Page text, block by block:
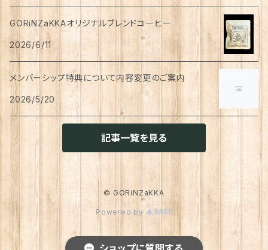
ハンドソープ
アロマ・お香
トラベルセット
カレンダー
クッション・クッションカバー
ファブリック・マルチカバー
ブランケット
照明
お財布・カード入れ
手袋・アームカバー
ハンカチ
てぬぐい
キーホルダー
メガネ・メガネケース
傘
カップ&ソーサー
マグカップ
コースター
お皿
箸置き
お菓子作り
ふきん
メモ帳
スケジュール帳
はさみ
ふせん
マスキングテープ
足首ウォーマー
アウター
ジャケット
トップス
レトルト惣菜
カレー
味噌汁・スープ
お茶漬け
乾物
調味料・オイル
だし
ハーブティー
希釈飲料
犬猫共通
猫用
犬用
猫用
おもちゃ
猫用
ボディケア
犬用
猫用
犬猫兼用
ベッド
トイレ周り
犬用
猫用
犬猫兼用
その他雑貨
サプリメント
リンスインシャンプー
トリートメント
オーラルケア
入浴剤・バスボム
ラッピング資材
リング
GORiNZaKKAオリジナルブレンドコーヒー
2026/6/11
メンバーシップ特典について内容変更のご案内
2026/5/20
記事一覧を見る
© GORiNZaKKA
Powered by